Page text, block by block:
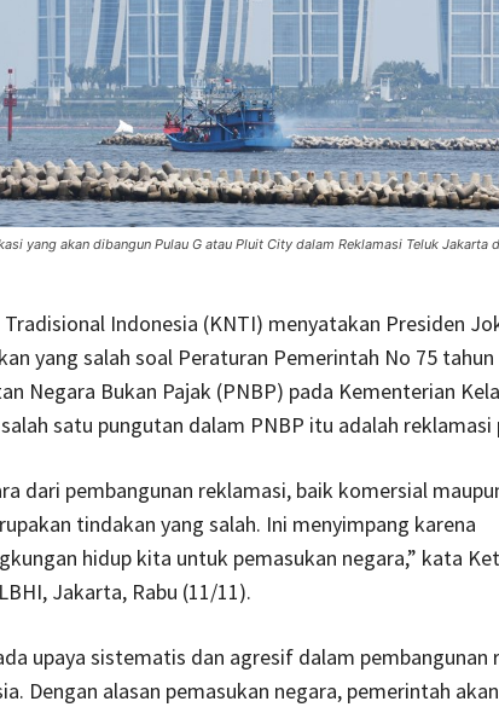
yang akan dibangun Pulau G atau Pluit City dalam Reklamasi Teluk Jakarta
Tradisional Indonesia (KNTI) menyatakan Presiden
yang salah soal Peraturan Pemerintah No 75 tahun
Negara Bukan Pajak (PNBP) pada Kementerian
salah satu pungutan dalam PNBP itu adalah reklamasi
dari pembangunan reklamasi, baik komersial
tindakan yang salah. Ini menyimpang karena
hidup kita untuk pemasukan negara,” kata
Jakarta, Rabu (11/11).
upaya sistematis dan agresif dalam pembangunan
Dengan alasan pemasukan negara, pemerintah akan